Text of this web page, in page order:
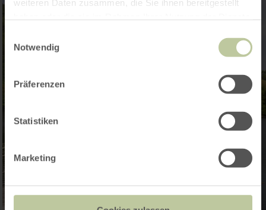
weiteren Daten zusammen, die Sie ihnen bereitgestellt
Notwendig
Präferenzen
Statistiken
Marketing